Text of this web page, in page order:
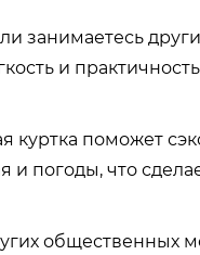
занимаетесь
и
поможет
погоды, что
общественных